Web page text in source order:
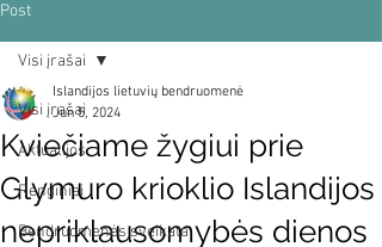
Post
Visi įrašai
Aktualijos
Renginiai
Bendruomenės sveikata
Visi įrašai
Kviečiame žygiui prie
Glymuro krioklio Islandijos
nepriklausomybės dienos
Islandijos lietuvių bendruomenė
Jun 5, 2024